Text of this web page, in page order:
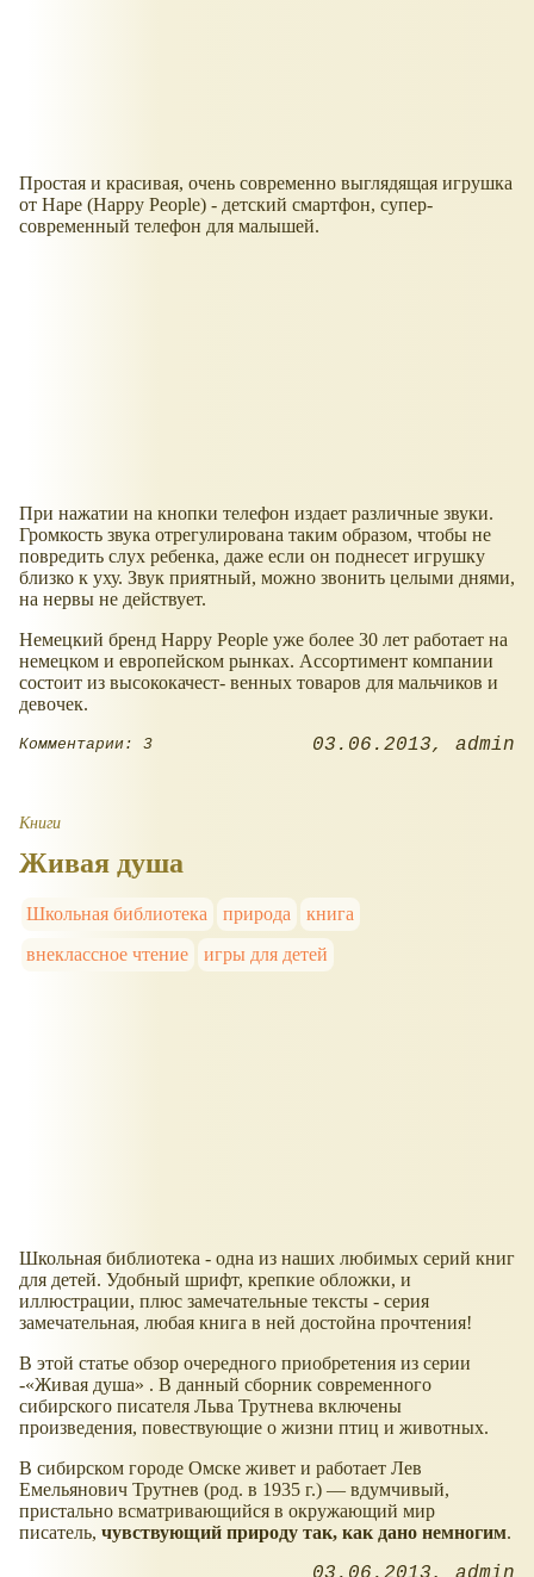
Простая и красивая, очень современно выглядящая игрушка
от Hape (Happy People) - детский смартфон, супер-
современный телефон для малышей.
При нажатии на кнопки телефон издает различные звуки.
Громкость звука отрегулирована таким образом, чтобы не
повредить слух ребенка, даже если он поднесет игрушку
близко к уху. Звук приятный, можно звонить целыми днями,
на нервы не действует.
Немецкий бренд Happy People уже более 30 лет работает на
немецком и европейском рынках. Ассортимент компании
состоит из высококачест- венных товаров для мальчиков и
девочек.
Комментарии: 3 03.06.2013 admin
Книги
Живая душа
Школьная библиотека природа
книга
внеклассное чтение
игры для детей
Школьная библиотека - одна из наших любимых серий книг
для детей. Удобный шрифт, крепкие обложки, и
иллюстрации, плюс замечательные тексты - серия
замечательная, любая книга в ней достойна прочтения!
В этой статье обзор очередного приобретения из серии
- Живая душа
. В данный сборник современного
сибирского писателя Льва Трутнева включены
произведения, повествующие о жизни птиц и животных.
В сибирском городе Омске живет и работает Лев
Емельянович Трутнев (род. в 1935 г.) — вдумчивый,
пристально всматривающийся в окружающий мир
писатель, чувствующий природу так, как дано немногим.